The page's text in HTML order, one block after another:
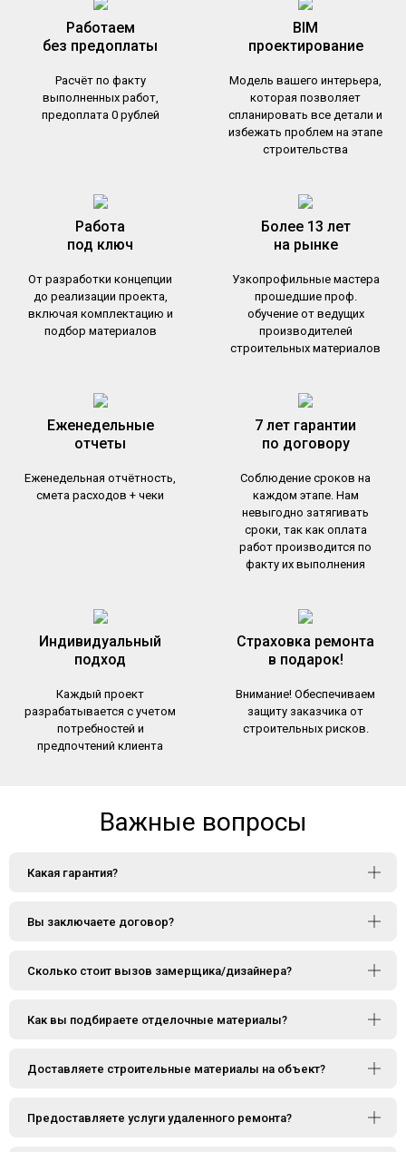
Работаем
без предоплаты
Расчёт по факту
выполненных работ,
предоплата 0 рублей
BIM
проектирование
Модель вашего интерьера,
которая позволяет
спланировать все детали и
избежать проблем на этапе
строительства
Работа
под ключ
От разработки концепции
до реализации проекта,
включая комплектацию и
подбор материалов
Более 13 лет
на рынке
Узкопрофильные мастера
прошедшие проф.
обучение от ведущих
производителей
строительных материалов
Еженедельные
отчеты
Еженедельная отчётность,
смета расходов + чеки
7 лет гарантии
по договору
Соблюдение сроков на
каждом этапе. Нам
невыгодно затягивать
сроки, так как оплата
работ производится по
факту их выполнения
Индивидуальный
подход
Каждый проект
разрабатывается с учетом
потребностей и
предпочтений клиента
Страховка ремонта
в подарок!
Внимание! Обеспечиваем
защиту заказчика от
строительных рисков.
Важные вопросы
Какая гарантия?
Вы заключаете договор?
Сколько стоит вызов замерщика/дизайнера?
Как вы подбираете отделочные материалы?
Доставляете строительные материалы на объект?
Предоставляете услуги удаленного ремонта?